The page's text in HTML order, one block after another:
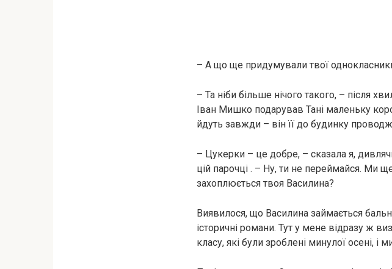
– А що ще придумували твої
– Та ніби більше нічого такого, – після
Іван Мишко подарував Тані маленьку
йдуть завжди – він її до будинку
– Цукерки – це добре, – сказала я,
цій парочці . – Ну, ти не переймайся.
захоплюється твоя Василина?
Виявилося, що Василина займається
історичні романи. Тут у мене відразу ж
класу, які були зроблені минулої осені, і